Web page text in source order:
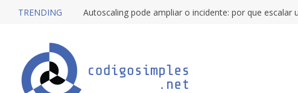
TRENDING